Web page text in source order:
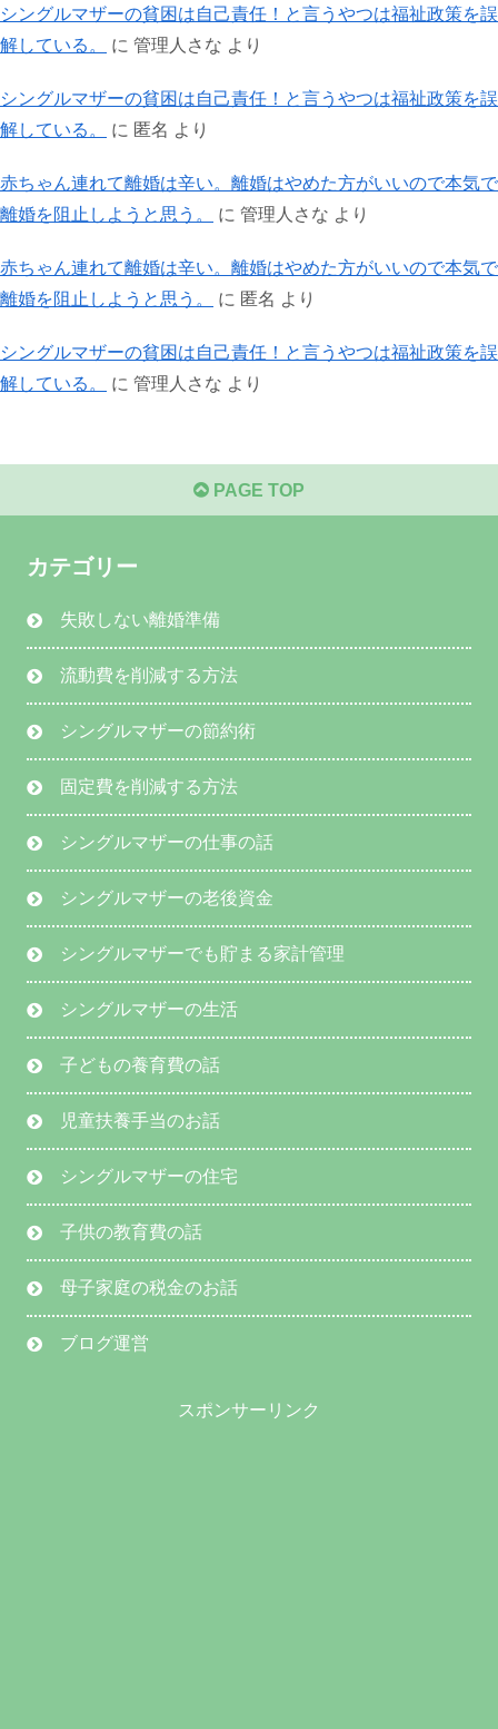
シングルマザーの貧困は自己責任！と言うやつは福祉政策を誤
解している。
に 管理人さな より
シングルマザーの貧困は自己責任！と言うやつは福祉政策を誤
解している。
に 匿名 より
赤ちゃん連れて離婚は辛い。離婚はやめた方がいいので本気で
離婚を阻止しようと思う。
に 管理人さな より
赤ちゃん連れて離婚は辛い。離婚はやめた方がいいので本気で
離婚を阻止しようと思う。
に 匿名 より
シングルマザーの貧困は自己責任！と言うやつは福祉政策を誤
解している。
に 管理人さな より
PAGE TOP
カテゴリー
失敗しない離婚準備
流動費を削減する方法
シングルマザーの節約術
固定費を削減する方法
シングルマザーの仕事の話
シングルマザーの老後資金
シングルマザーでも貯まる家計管理
シングルマザーの生活
子どもの養育費の話
児童扶養手当のお話
シングルマザーの住宅
子供の教育費の話
母子家庭の税金のお話
ブログ運営
スポンサーリンク